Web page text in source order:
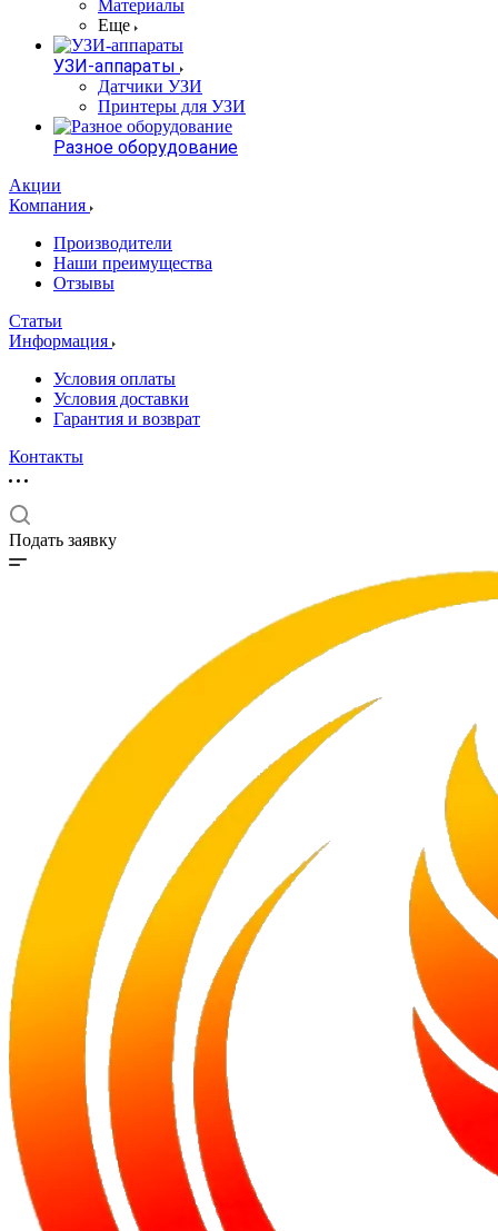
Материалы
Еще
УЗИ-аппараты
Датчики УЗИ
Принтеры для УЗИ
Разное оборудование
Акции
Компания
Производители
Наши преимущества
Отзывы
Статьи
Информация
Условия оплаты
Условия доставки
Гарантия и возврат
Контакты
Подать заявку